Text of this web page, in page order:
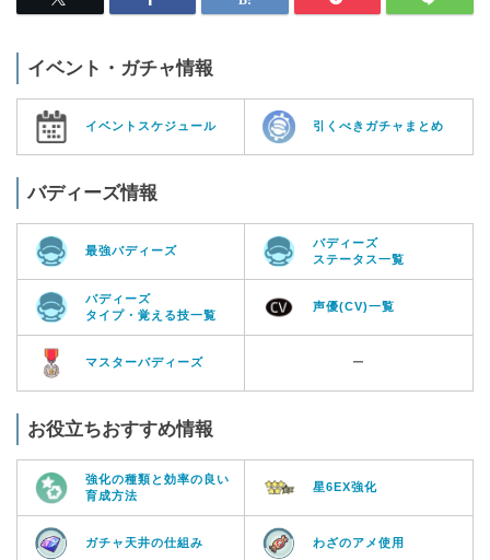
イベント・ガチャ情報
イベントスケジュール 引くべきガチャまとめ
バディーズ情報
最強バディーズ
バディーズ
ステータス一覧
バディーズ
タイプ・覚える技一覧
声優(CV)一覧
マスターバディーズ ー
お役立ちおすすめ情報
強化の種類と効率の良い
育成方法
星6EX強化
ガチャ天井の仕組み わざのアメ使用